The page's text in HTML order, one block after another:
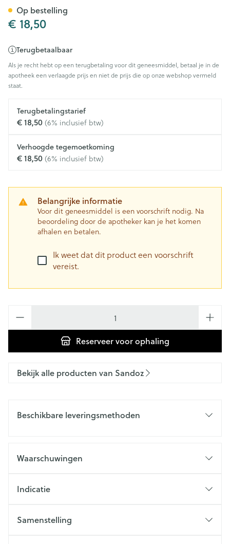
€ 18,50
Terugbetaalbaar
Als je recht hebt op een terugbetaling voor dit geneesmiddel, betaal je in de
apotheek een verlaagde prijs en niet de prijs die op onze webshop vermeld
staat.
Terugbetalingstarief
€ 18,50(6% inclusief btw)
Verhoogde tegemoetkoming
€ 18,50(6% inclusief btw)
Belangrijke informatie
Voor dit geneesmiddel is een voorschrift nodig. Na
beoordeling door de apotheker kan je het komen
afhalen en betalen.
Ik weet dat dit product een voorschrift
vereist.
Reserveervoor ophaling
Op bestelling
Bekijk alle producten van Sandoz
Beschikbare leveringsmethoden
Waarschuwingen
Indicatie
Samenstelling